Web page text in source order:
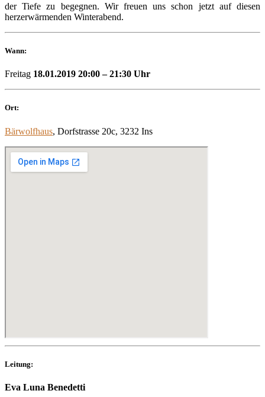
der Tiefe zu begegnen. Wir freuen uns schon jetzt auf diesen
herzerwärmenden Winterabend.
Wann:
Freitag 18.01.2019 20:00 – 21:30 Uhr
Ort:
Bärwolfhaus, Dorfstrasse 20c, 3232 Ins
Leitung:
Eva Luna Benedetti